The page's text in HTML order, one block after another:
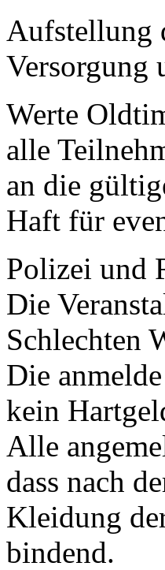
Aufstellung
Versorgung
Werte
alle
an die
Haft für
Polizei und
Die
Schlechten
Die
kein
Alle
dass nach
Kleidung
bindend.